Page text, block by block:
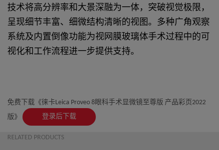
技术将高分辨率和大景深融为一体，突破视觉极限，
呈现细节丰富、细微结构清晰的视图。多种广角观察
系统及内置倒像功能为视网膜玻璃体手术过程中的可
视化和工作流程进一步提供支持。
免费下载《徕卡Leica Proveo 8眼科手术显微镜至尊版 产品彩页2022
版》
登录后下载
RELATED PRODUCTS